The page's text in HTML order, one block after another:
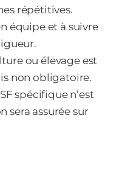
répétitives.
équipe et à suivre
ou élevage est
non obligatoire.
spécifique n’est
sera assurée sur